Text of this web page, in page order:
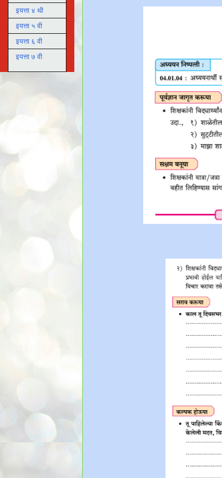
इयत्ता ४ थी
इयत्ता ५ वी
इयत्ता ६ वी
इयत्ता ७ वी